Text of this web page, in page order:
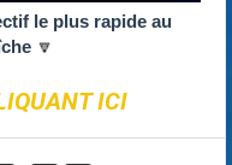
le plus rapide au
🔽
ICI